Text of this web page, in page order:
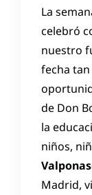
La
celebró
nuestro
fecha
de Don
la
niños,
Madrid,